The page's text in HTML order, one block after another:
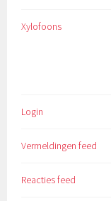
Xylofoons
Login
Vermeldingen feed
Reacties feed